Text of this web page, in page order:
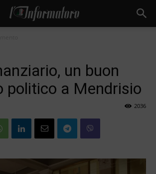
un buon
politico a Mendrisio
2036